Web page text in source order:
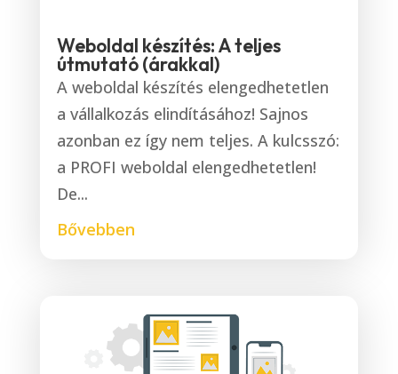
Weboldal készítés: A teljes
útmutató (árakkal)
A weboldal készítés elengedhetetlen
a vállalkozás elindításához! Sajnos
azonban ez így nem teljes. A kulcsszó:
a PROFI weboldal elengedhetetlen!
De...
Bővebben